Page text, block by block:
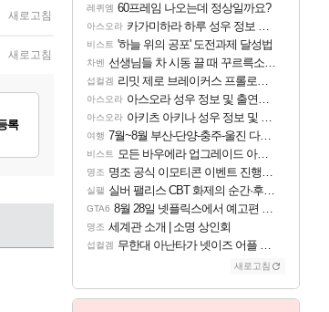
새로고침
새로고침
록
레퀴엠 60프레임 나오는데 정상일까요?
아스오라 카가미하라 하루 성우 정보 및 주요 필모
비스트 '하늘 위의 공포' 도전과제 달성법
차벤 선생님들 차 시동 끌 때 꾸르륵소리나는데
섭컬겜 리밋 제로 브레이커스 프롤로그 테스트 후기 영상 업로드
아스오라 아스오라 성우 정보 및 출연작 모음
아스오라 아키츠 아키나 성우 정보 및 주요 필모
여행 7월~8월 부산-단양-충주-울진 다녀왔어요~
비스트 모든 바우에라 업그레이드 아이템 획득 위치 공략 (89개)
명조 명조 공식 이모티콘 이벤트 진행해봤습니다! 참여부터 추첨까지????
실팰 실버 팰리스 CBT 화제의 순간·후기 모음
GTA6 8월 28일 넷플릭스에서 예고편 공개 예정
명조 세계관 소개 | 소명 상인회
섭컬겜 무한대 아난타가 넷이즈 어플 달력에 일정 등록
새로고침